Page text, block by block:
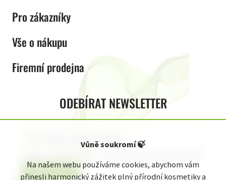
Vůně soukromí🍃
Na našem webu používáme cookies, abychom vám
přinesli harmonický zážitek plný přírodní kosmetiky a
Pro zákazníky
Vše o nákupu
Firemní prodejna
ODEBÍRAT NEWSLETTER
Přihlásit se